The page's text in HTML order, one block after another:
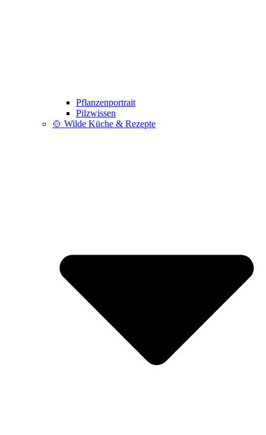
Pflanzenportrait
Pilzwissen
🍲 Wilde Küche & Rezepte